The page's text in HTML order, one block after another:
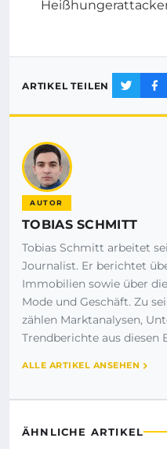
ARTIKEL TEILEN
AUTOR
TOBIAS SCHMITT
Tobias Schmitt arbeitet
Journalist. Er berichtet
Immobilien sowie über
Mode und Geschäft. Zu
zählen Marktanalysen,
Trendberichte aus diesen
ALLE ARTIKEL ANSEHEN
ÄHNLICHE ARTIKEL